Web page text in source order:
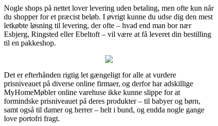
Nogle shops på nettet lover levering uden betaling, men ofte kun når
du shopper for et præcist beløb. I øvrigt kunne du udse dig den mest
letkøbte løsning til levering, der ofte – hvad end man bor nær
Esbjerg, Ringsted eller Ebeltoft – vil være at få leveret din bestilling
til en pakkeshop.
Det er efterhånden rigtig let gængeligt for alle at vurdere
prisniveauet på diverse online firmaer, og derfor har adskillige
MyHomeMøbler online varehuse ikke kunne slippe for at
formindske prisniveauet på deres produkter – til babyer og børn,
samt også til damer og herrer – helt i bund, og endda nogle gange
love portofri fragt.